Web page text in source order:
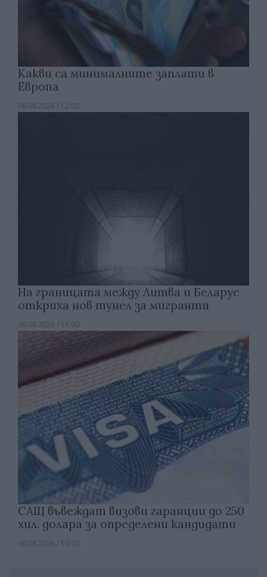
Какви са минималните заплати в
Европа
06.08.2026 / 12:00
На границата между Литва и Беларус
откриха нов тунел за мигранти
06.08.2026 / 11:00
САЩ въвеждат визови гаранции до 250
хил. долара за определени кандидати
06.08.2026 / 10:00